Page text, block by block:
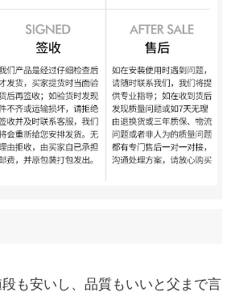
も安いし、品質もいいと父まで言